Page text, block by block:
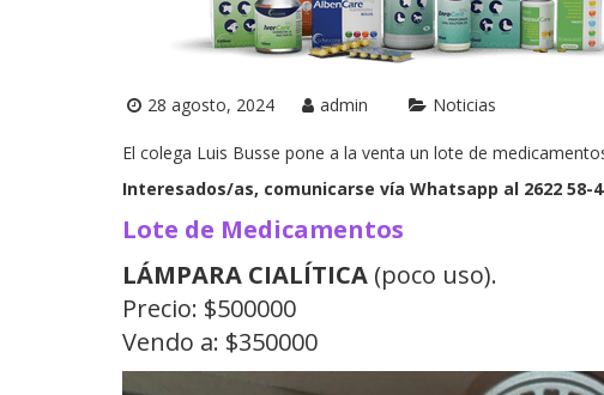
28 agosto, 2024 admin Noticias
El colega Luis Busse pone a la venta un lote de
Interesados/as, comunicarse vía Whatsapp al 2622 58-
Lote de Medicamentos
LÁMPARA CIALÍTICA (poco uso).
Precio: $500000
Vendo a: $350000